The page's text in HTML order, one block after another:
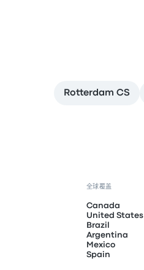
Rotterdam CS
全球覆盖
Canada
United States
Brazil
Argentina
Mexico
Spain